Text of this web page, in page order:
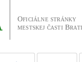
Oficiálne stránky
mestskej časti